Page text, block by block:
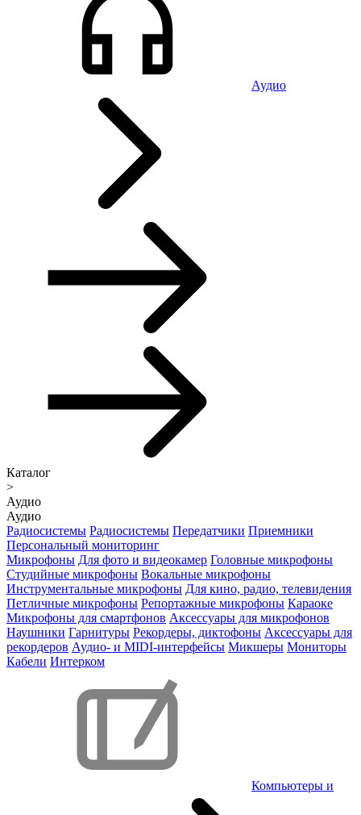
Аудио
Каталог
>
Аудио
Аудио
Радиосистемы Радиосистемы Передатчики Приемники
Персональный мониторинг
Микрофоны Для фото и видеокамер Головные микрофоны
Студийные микрофоны Вокальные микрофоны
Инструментальные микрофоны Для кино, радио, телевидения
Петличные микрофоны Репортажные микрофоны Караоке
Микрофоны для смартфонов Аксессуары для микрофонов
Наушники Гарнитуры Рекордеры, диктофоны Аксессуары для
рекордеров Аудио- и MIDI-интерфейсы Микшеры Мониторы
Кабели Интерком
Компьютеры и